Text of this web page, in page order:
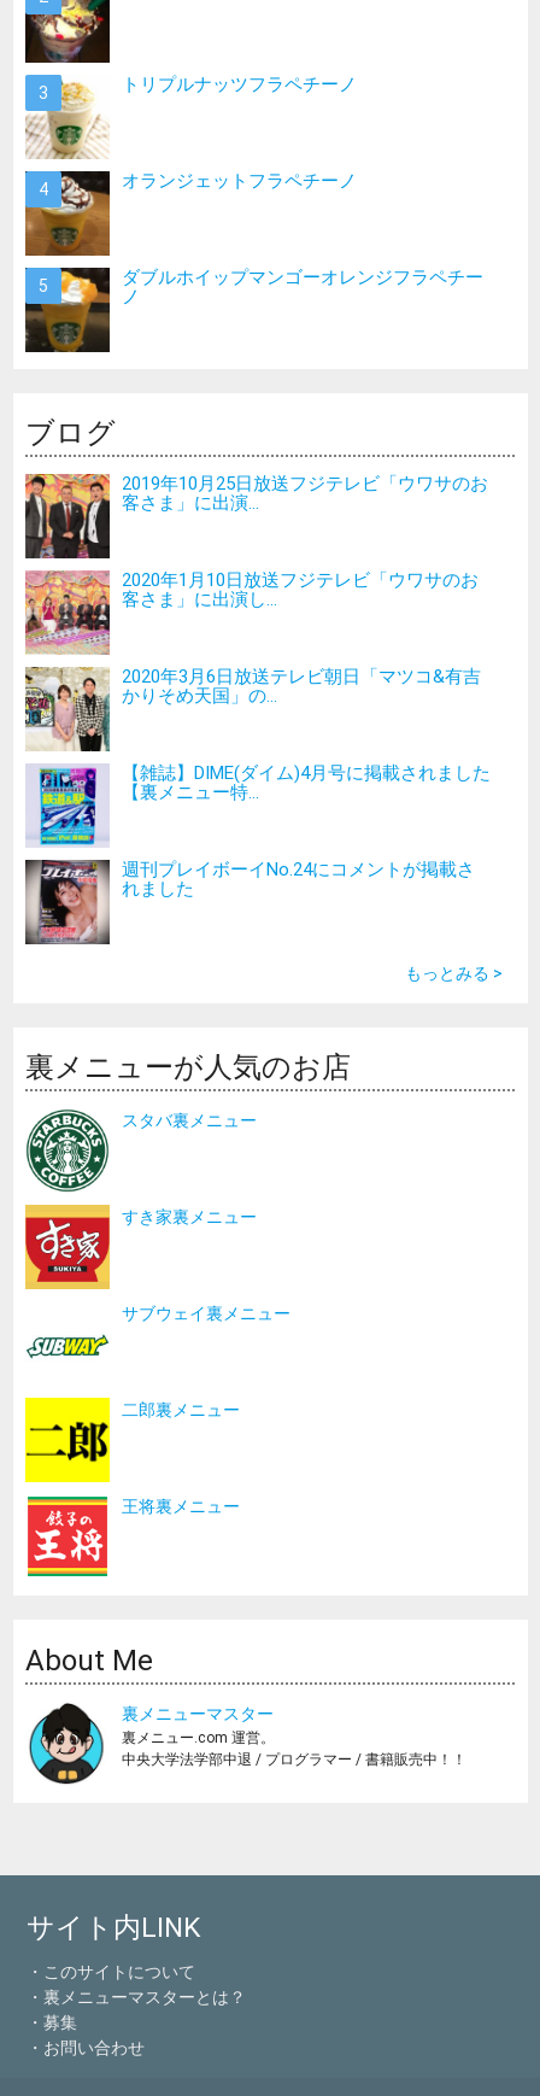
トリプルナッツフラペチーノ
オランジェットフラペチーノ
ダブルホイップマンゴーオレンジフラペチー
ノ
ブログ
2019年10月25日放送フジテレビ「ウワサのお
客さま」に出演...
2020年1月10日放送フジテレビ「ウワサのお
客さま」に出演し...
2020年3月6日放送テレビ朝日「マツコ&有吉
かりそめ天国」の...
【雑誌】DIME(ダイム)4月号に掲載されました
【裏メニュー特...
週刊プレイボーイNo.24にコメントが掲載さ
れました
もっとみる >
裏メニューが人気のお店
スタバ裏メニュー
すき家裏メニュー
サブウェイ裏メニュー
二郎裏メニュー
王将裏メニュー
About Me
裏メニューマスター
裏メニュー.com 運営。
中央大学法学部中退 / プログラマー / 書籍販売中！！
サイト内LINK
・このサイトについて
・裏メニューマスターとは？
・募集
・お問い合わせ